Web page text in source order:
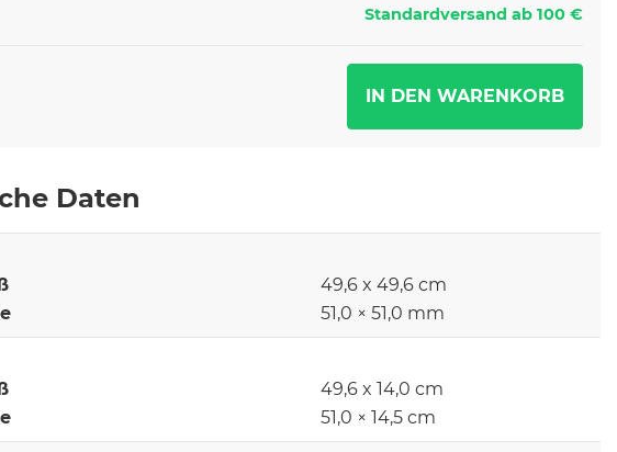
Standardversand ab 100 €
Daten
49,6 x 49,6 cm
51,0 × 51,0 mm
49,6 x 14,0 cm
51,0 × 14,5 cm